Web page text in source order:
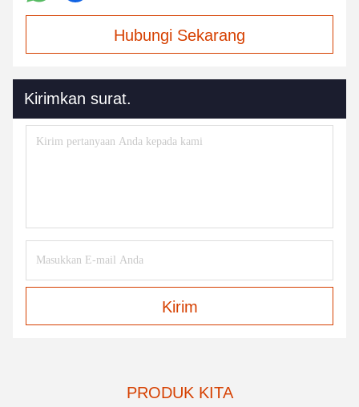
Hubungi Sekarang
Kirimkan surat.
Kirim
PRODUK KITA